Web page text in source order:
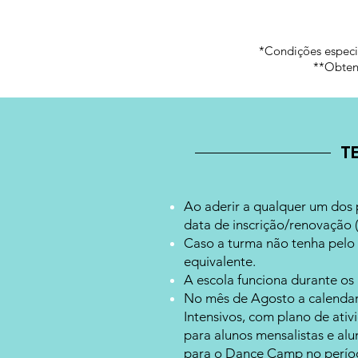
*Condições
Ao aderir a qualquer um
data de inscrição/renovação
Caso a turma não tenha
equivalente.
A escola funciona durante os
No mês de Agosto a
Intensivos, com plano de
para alunos mensalistas e
para o Dance Camp no